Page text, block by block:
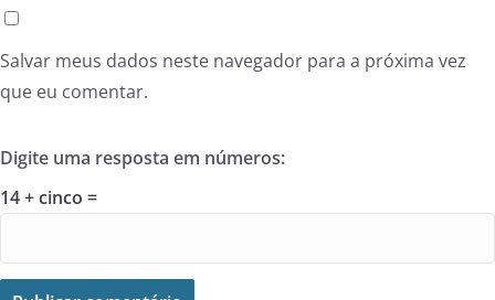
Salvar meus dados neste navegador para a próxima vez
que eu comentar.
Digite uma resposta em números:
14 + cinco =